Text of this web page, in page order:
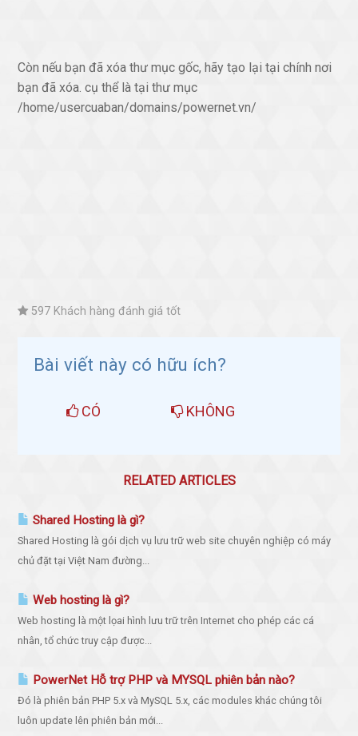
Còn nếu bạn đã xóa thư mục gốc, hãy tạo lại tại chính nơi
bạn đã xóa. cụ thể là tại thư mục
/home/usercuaban/domains/powernet.vn/
597 Khách hàng đánh giá tốt
Bài viết này có hữu ích?
CÓ KHÔNG
RELATED ARTICLES
Shared Hosting là gì?
Shared Hosting là gói dịch vụ lưu trữ web site chuyên nghiệp có máy
chủ đặt tại Việt Nam đường...
Web hosting là gì?
Web hosting là một lọai hình lưu trữ trên Internet cho phép các cá
nhân, tổ chức truy cập được...
PowerNet Hỗ trợ PHP và MYSQL phiên bản nào?
Đó là phiên bản PHP 5.x và MySQL 5.x, các modules khác chúng tôi
luôn update lên phiên bản mới...